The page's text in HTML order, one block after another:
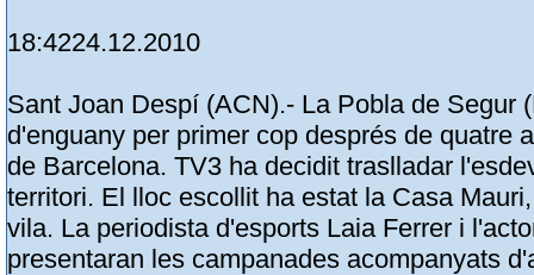
18:4224.12.2010
Sant Joan Despí (ACN).- La Pobla de Segur
d'enguany per primer cop després de quatre
de Barcelona. TV3 ha decidit traslladar
territori. El lloc escollit ha estat la Casa
vila. La periodista d'esports Laia Ferrer i
presentaran les campanades acompanyats